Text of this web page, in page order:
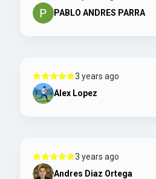
PABLO ANDRES PARRA
3 years ago
Alex Lopez
3 years ago
Andres Diaz Ortega